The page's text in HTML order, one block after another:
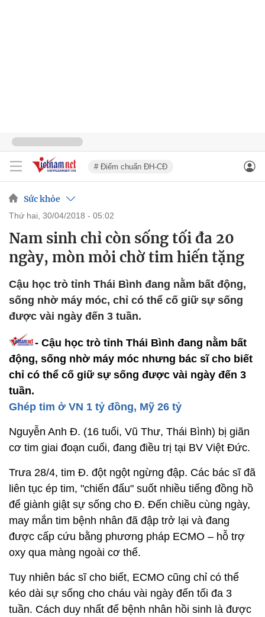
# Điểm chuẩn ĐH-CĐ
Sức khỏe
thứ hai, 30/04/2018 - 05:02
Nam sinh chỉ còn sống tối đa 20
ngày, mòn mỏi chờ tim hiến tặng
Cậu học trò tỉnh Thái Bình đang nằm bất động,
sống nhờ máy móc, chỉ có thể cố giữ sự sống
được vài ngày đến 3 tuần.
- Cậu học trò tỉnh Thái Bình đang nằm bất
động, sống nhờ máy móc nhưng bác sĩ cho biết
chỉ có thể cố giữ sự sống được vài ngày đến 3
tuần.
Ghép tim ở VN 1 tỷ đồng, Mỹ 26 tỷ
Nguyễn Anh Đ. (16 tuổi, Vũ Thư, Thái Bình) bị giãn
cơ tim giai đoạn cuối, đang điều trị tại BV Việt Đức.
Trưa 28/4, tim Đ. đột ngột ngừng đập. Các bác sĩ đã
liên tục ép tim, "chiến đấu" suốt nhiều tiếng đồng hồ
để giành giật sự sống cho Đ. Đến chiều cùng ngày,
may mắn tim bệnh nhân đã đập trở lại và đang
được cấp cứu bằng phương pháp ECMO – hỗ trợ
oxy qua màng ngoài cơ thể.
Tuy nhiên bác sĩ cho biết, ECMO cũng chỉ có thể
kéo dài sự sống cho cháu vài ngày đến tối đa 3
tuần. Cách duy nhất để bệnh nhân hồi sinh là được